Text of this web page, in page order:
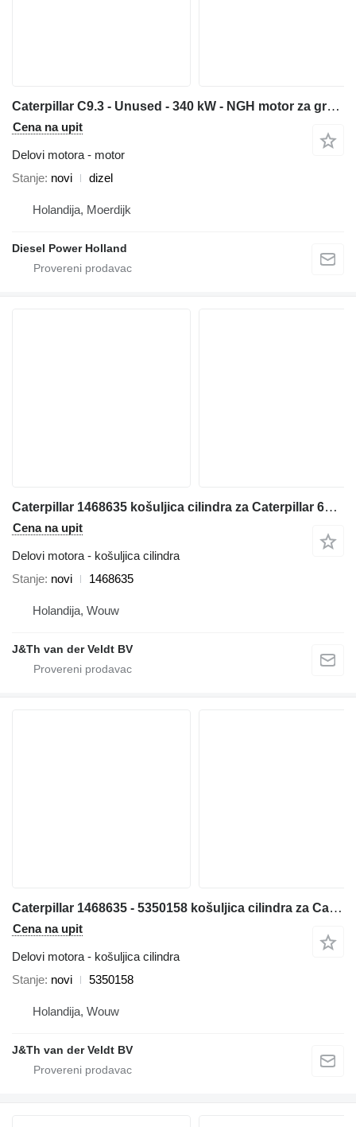
Caterpillar C9.3 - Unused - 340 kW - NGH motor za građevinske mašine
Cena na upit
Delovi motora - motor
Stanje novi dizel
Holandija, Moerdijk
Diesel Power Holland
Caterpillar 1468635 košuljica cilindra za Caterpillar 6040 6050 6060 3126 RH340 RH170 bagera
Cena na upit
Delovi motora - košuljica cilindra
Stanje novi 1468635
Holandija, Wouw
J&Th van der Veldt BV
Caterpillar 1468635 - 5350158 košuljica cilindra za Caterpillar 6040 6050 6060 3126 RH340 RH170 bagera
Cena na upit
Delovi motora - košuljica cilindra
Stanje novi 5350158
Holandija, Wouw
J&Th van der Veldt BV